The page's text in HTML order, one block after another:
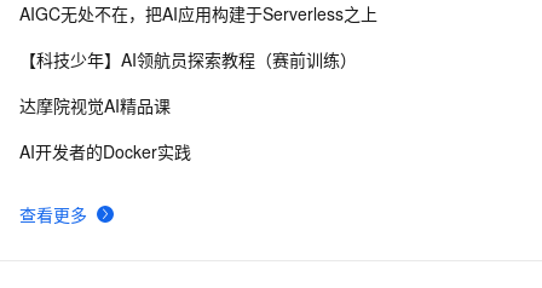
高效视频动捕技术
10视觉AI五天训练营教程 Day 1
查看更多
AIGC无处不在，把AI应用构建于Serverless之上
【科技少年】AI领航员探索教程（赛前训练）
达摩院视觉AI精品课
AI开发者的Docker实践